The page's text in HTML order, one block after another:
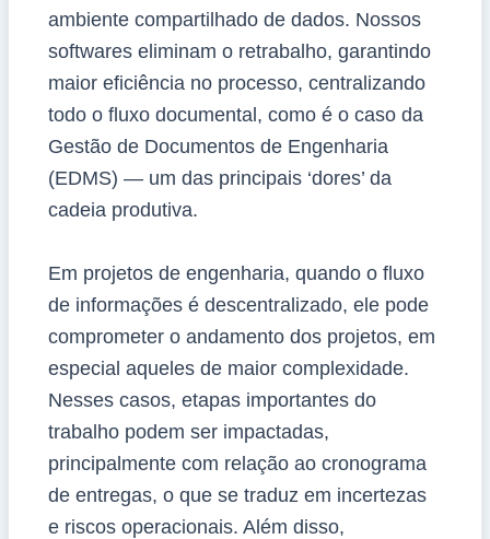
ambiente compartilhado de dados. Nossos
softwares eliminam o retrabalho, garantindo
maior eficiência no processo, centralizando
todo o fluxo documental, como é o caso da
Gestão de Documentos de Engenharia
(EDMS) — um das principais ‘dores’ da
cadeia produtiva.
Em projetos de engenharia, quando o fluxo
de informações é descentralizado, ele pode
comprometer o andamento dos projetos, em
especial aqueles de maior complexidade.
Nesses casos, etapas importantes do
trabalho podem ser impactadas,
principalmente com relação ao cronograma
de entregas, o que se traduz em incertezas
e riscos operacionais. Além disso,